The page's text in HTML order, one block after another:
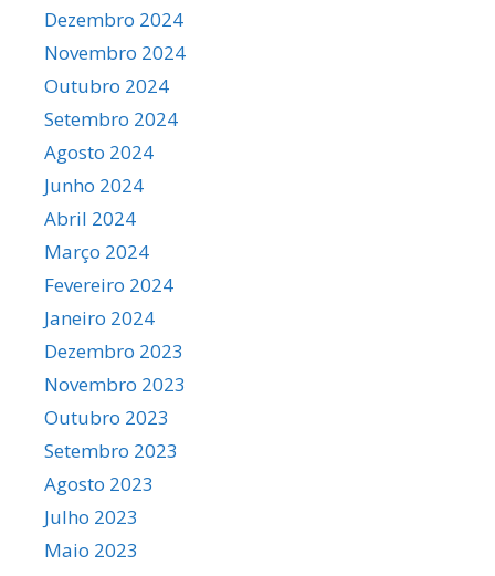
Dezembro 2024
Novembro 2024
Outubro 2024
Setembro 2024
Agosto 2024
Junho 2024
Abril 2024
Março 2024
Fevereiro 2024
Janeiro 2024
Dezembro 2023
Novembro 2023
Outubro 2023
Setembro 2023
Agosto 2023
Julho 2023
Maio 2023